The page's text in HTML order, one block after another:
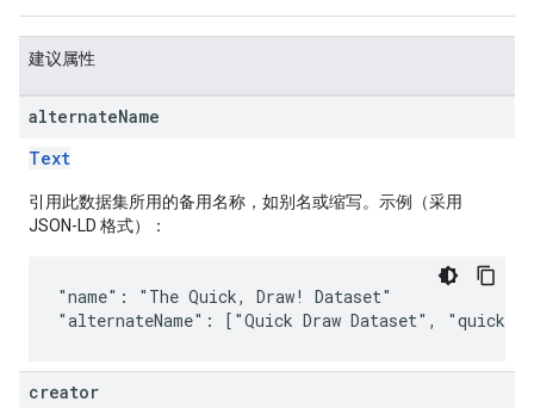
建议属性
alternateName
Text
引用此数据集所用的备用名称，如别名或缩写。示例（采用
JSON-LD 格式）：
"name": "The Quick, Draw! Dataset"
"alternateName": ["Quick Draw Dataset",
creator